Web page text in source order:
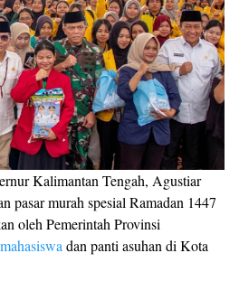
Kalimantan Tengah, Agustiar
pasar murah spesial Ramadan 1447
oleh Pemerintah Provinsi
mahasiswa dan panti asuhan di Kota